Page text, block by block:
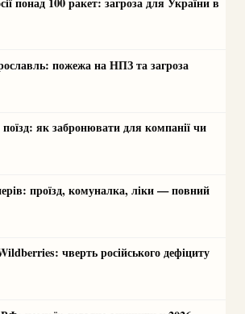
пожежа на НПЗ та загроза
як забронювати для компанії чи
проїзд, комуналка, ліки — повний
чверть російського дефіциту